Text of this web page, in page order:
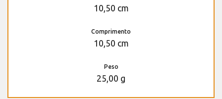
10,50 cm
Comprimento
10,50 cm
Peso
25,00 g